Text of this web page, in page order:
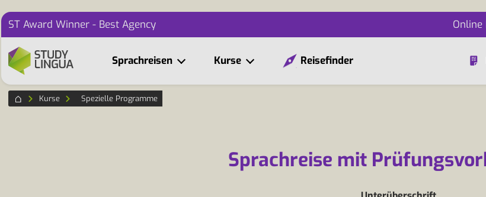
ST Award Winner - Best Agency Online
Sprachreisen Kurse Reisefinder
Kurse Spezielle Programme
Sprachreise mit